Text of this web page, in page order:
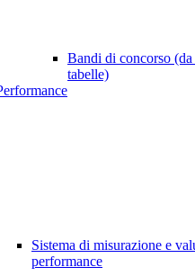
Bandi di concorso
tabelle)
Sistema di misurazione e
performance